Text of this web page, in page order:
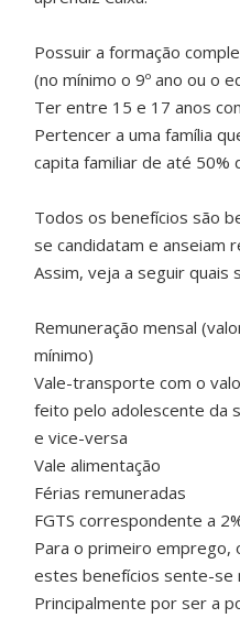
Possuir a formação
(no mínimo o 9º ano ou o
Ter entre 15 e 17 anos
Pertencer a uma família
capita familiar de até 50%
Todos os benefícios são
se candidatam e anseiam
Assim, veja a seguir quais
Remuneração mensal
mínimo)
Vale-transporte com o
feito pelo adolescente da
e vice-versa
Vale alimentação
Férias remuneradas
FGTS correspondente a
Para o primeiro
estes benefícios sente-se
Principalmente por ser a